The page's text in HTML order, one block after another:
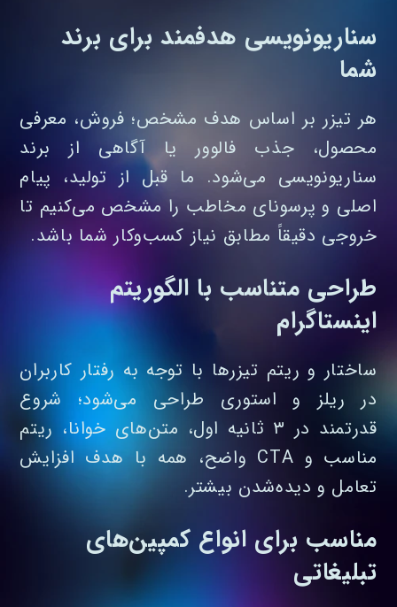
سناریونویسی هدفمند برای برند
شما
هر تیزر بر اساس هدف مشخص؛ فروش، معرفی
محصول، جذب فالوور یا آگاهی از برند
سناریونویسی می‌شود. ما قبل از تولید، پیام
اصلی و پرسونای مخاطب را مشخص می‌کنیم تا
خروجی دقیقاً مطابق نیاز کسب‌وکار شما باشد.
طراحی متناسب با الگوریتم
اینستاگرام
ساختار و ریتم تیزرها با توجه به رفتار کاربران
در ریلز و استوری طراحی می‌شود؛ شروع
قدرتمند در ۳ ثانیه اول، متن‌های خوانا، ریتم
مناسب و CTA واضح، همه با هدف افزایش
تعامل و دیده‌شدن بیشتر.
مناسب برای انواع کمپین‌های
تبلیغاتی